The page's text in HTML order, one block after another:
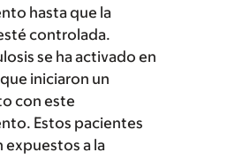
hasta que la
controlada.
se ha activado en
iniciaron un
con este
Estos pacientes
expuestos a la